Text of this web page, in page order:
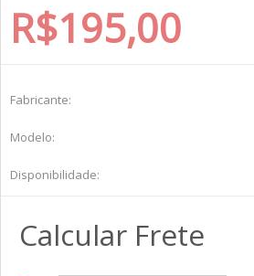
R$195,00
Fabricante:
Modelo:
Disponibilidade:
Calcular Frete